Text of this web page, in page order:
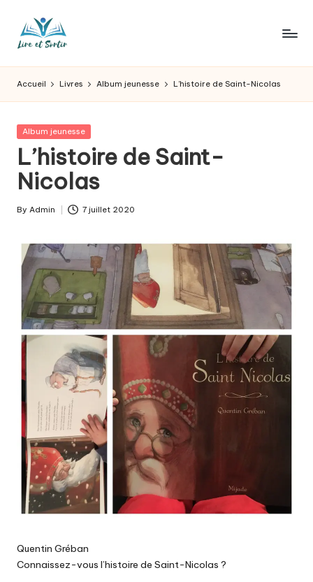
L
ir
e
e
t
s
o
t
ir
pour
les
goûts,
des
sorties
pour
Accueil Livres Album jeunesse L’histoire de Saint-Nicolas
Posted
Album jeunesse
L’histoire de Saint-
Nicolas
Posted
By Admin 7 juillet 2020
Quentin Gréban
Connaissez-vous l’histoire de Saint-Nicolas ?